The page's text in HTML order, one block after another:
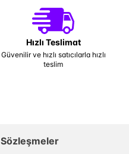
Hızlı Teslimat
Güvenilir ve hızlı satıcılarla hızlı
teslim
Sözleşmeler